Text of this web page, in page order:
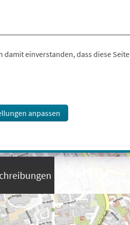
damit einverstanden, dass diese Seite
anpassen